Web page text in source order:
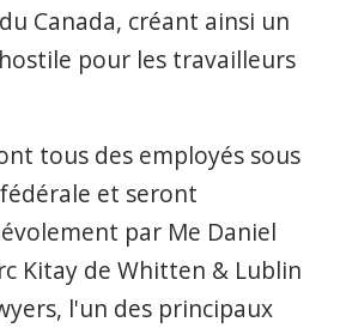
Canada, créant ainsi un
pour les travailleurs
tous des employés sous
et seront
par Me Daniel
Kitay de Whitten & Lublin
l'un des principaux